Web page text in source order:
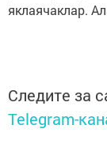
яклаячаклар.
Следите за
Telegram-